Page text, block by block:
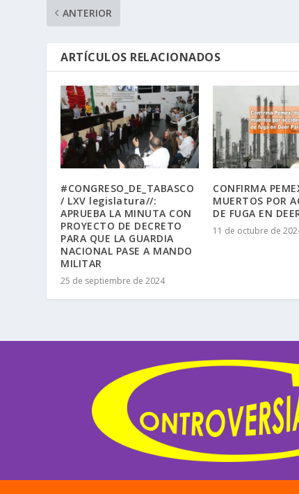
ANTERIOR
ARTÍCULOS RELACIONADOS
#CONGRESO_DE_TABASCO
/ LXV legislatura//:
APRUEBA LA MINUTA CON
PROYECTO DE DECRETO
PARA QUE LA GUARDIA
NACIONAL PASE A MANDO
MILITAR
25 de septiembre de 2024
CONFIRMA
MUERTOS POR
DE FUGA EN
11 de octubre de